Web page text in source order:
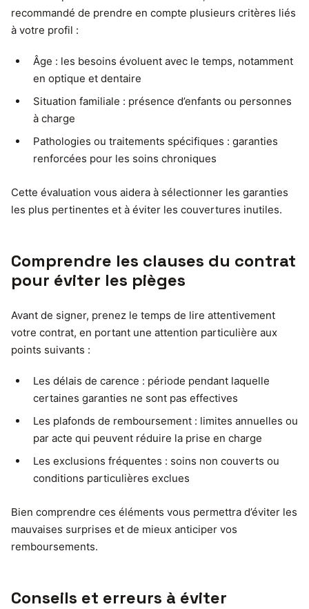
recommandé de prendre en compte plusieurs critères liés
à votre profil :
Âge : les besoins évoluent avec le temps, notamment
en optique et dentaire
Situation familiale : présence d’enfants ou personnes
à charge
Pathologies ou traitements spécifiques : garanties
renforcées pour les soins chroniques
Cette évaluation vous aidera à sélectionner les garanties
les plus pertinentes et à éviter les couvertures inutiles.
Comprendre les clauses du contrat
pour éviter les pièges
Avant de signer, prenez le temps de lire attentivement
votre contrat, en portant une attention particulière aux
points suivants :
Les délais de carence : période pendant laquelle
certaines garanties ne sont pas effectives
Les plafonds de remboursement : limites annuelles ou
par acte qui peuvent réduire la prise en charge
Les exclusions fréquentes : soins non couverts ou
conditions particulières exclues
Bien comprendre ces éléments vous permettra d’éviter les
mauvaises surprises et de mieux anticiper vos
remboursements.
Conseils et erreurs à éviter